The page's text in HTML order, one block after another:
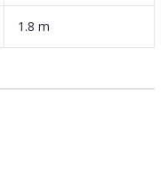
1.8 m